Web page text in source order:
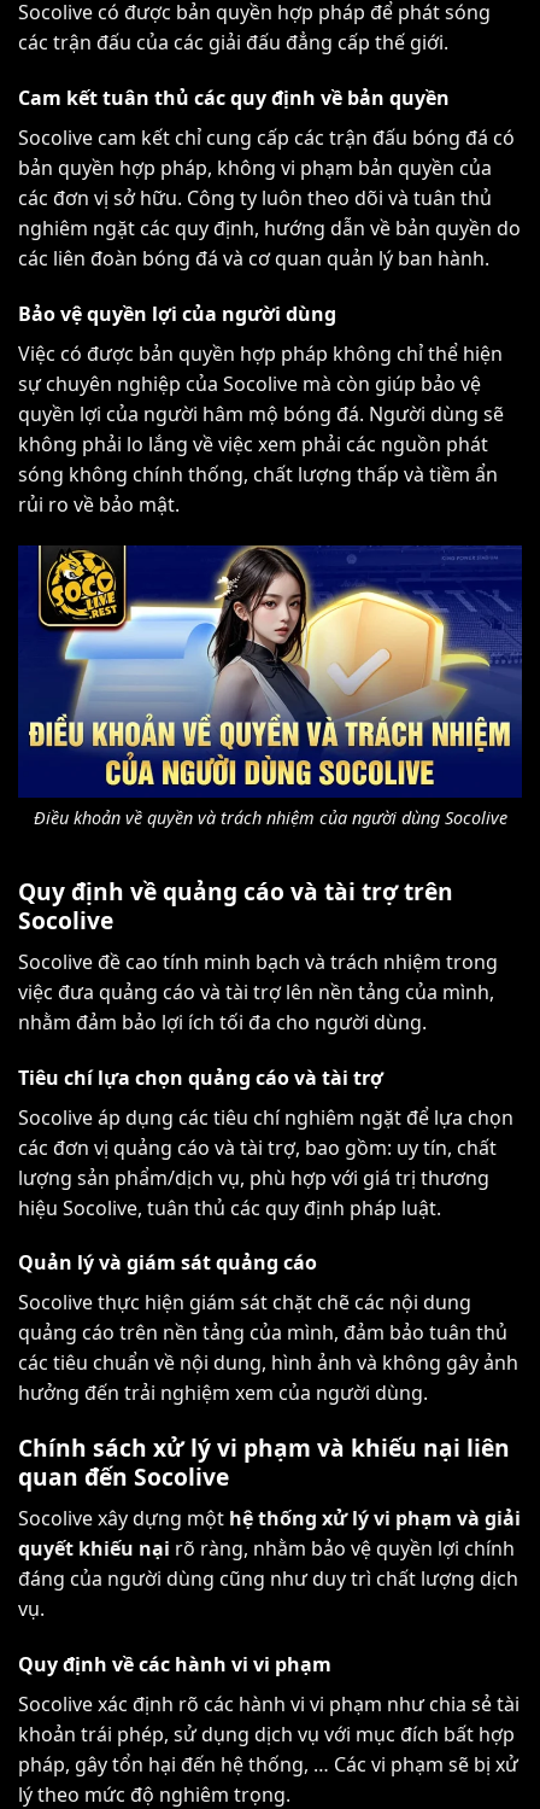
Socolive có được bản quyền hợp pháp để phát sóng
các trận đấu của các giải đấu đẳng cấp thế giới.
Cam kết tuân thủ các quy định về bản quyền
Socolive cam kết chỉ cung cấp các trận đấu bóng đá có
bản quyền hợp pháp, không vi phạm bản quyền của
các đơn vị sở hữu. Công ty luôn theo dõi và tuân thủ
nghiêm ngặt các quy định, hướng dẫn về bản quyền do
các liên đoàn bóng đá và cơ quan quản lý ban hành.
Bảo vệ quyền lợi của người dùng
Việc có được bản quyền hợp pháp không chỉ thể hiện
sự chuyên nghiệp của Socolive mà còn giúp bảo vệ
quyền lợi của người hâm mộ bóng đá. Người dùng sẽ
không phải lo lắng về việc xem phải các nguồn phát
sóng không chính thống, chất lượng thấp và tiềm ẩn
rủi ro về bảo mật.
Điều khoản về quyền và trách nhiệm của người dùng Socolive
Quy định về quảng cáo và tài trợ trên
Socolive
Socolive đề cao tính minh bạch và trách nhiệm trong
việc đưa quảng cáo và tài trợ lên nền tảng của mình,
nhằm đảm bảo lợi ích tối đa cho người dùng.
Tiêu chí lựa chọn quảng cáo và tài trợ
Socolive áp dụng các tiêu chí nghiêm ngặt để lựa chọn
các đơn vị quảng cáo và tài trợ, bao gồm: uy tín, chất
lượng sản phẩm/dịch vụ, phù hợp với giá trị thương
hiệu Socolive, tuân thủ các quy định pháp luật.
Quản lý và giám sát quảng cáo
Socolive thực hiện giám sát chặt chẽ các nội dung
quảng cáo trên nền tảng của mình, đảm bảo tuân thủ
các tiêu chuẩn về nội dung, hình ảnh và không gây ảnh
hưởng đến trải nghiệm xem của người dùng.
Chính sách xử lý vi phạm và khiếu nại liên
quan đến Socolive
Socolive xây dựng một hệ thống xử lý vi phạm và giải
quyết khiếu nại rõ ràng, nhằm bảo vệ quyền lợi chính
đáng của người dùng cũng như duy trì chất lượng dịch
vụ.
Quy định về các hành vi vi phạm
Socolive xác định rõ các hành vi vi phạm như chia sẻ tài
khoản trái phép, sử dụng dịch vụ với mục đích bất hợp
pháp, gây tổn hại đến hệ thống, … Các vi phạm sẽ bị xử
lý theo mức độ nghiêm trọng.